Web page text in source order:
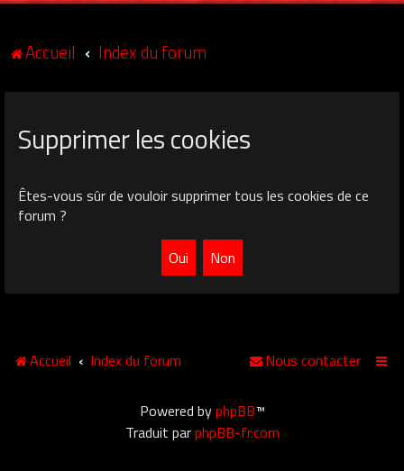
Accueil Index du forum
Supprimer les cookies
Êtes-vous sûr de vouloir supprimer tous les cookies de ce
forum ?
Accueil Index du forum Nous contacter
Powered byphpBB™
Traduit parphpBB-fr.com